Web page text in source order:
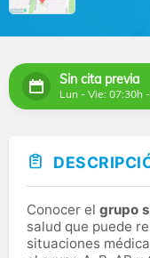
Sin cita previa
Lun - Vie: 07:30h
Conocer el grupo
salud que puede
situaciones